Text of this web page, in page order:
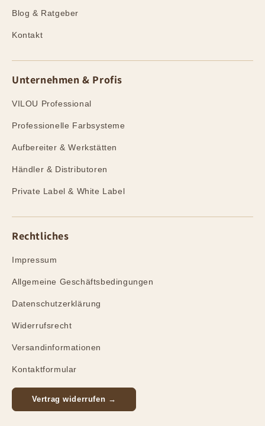
Blog & Ratgeber
Kontakt
Unternehmen & Profis
VILOU Professional
Professionelle Farbsysteme
Aufbereiter & Werkstätten
Händler & Distributoren
Private Label & White Label
Rechtliches
Impressum
Allgemeine Geschäftsbedingungen
Datenschutzerklärung
Widerrufsrecht
Versandinformationen
Kontaktformular
Vertrag widerrufen →